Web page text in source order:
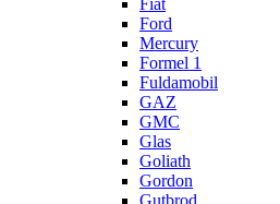
Fiat
Ford
Mercury
Formel 1
Fuldamobil
GAZ
GMC
Glas
Goliath
Gordon
Gutbrod